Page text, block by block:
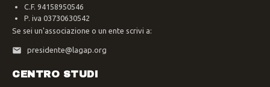
C.F. 94158950546
P. iva 03730630542
Se sei un'associazione o un ente scrivi a:
presidente@lagap.org
CENTRO STUDI